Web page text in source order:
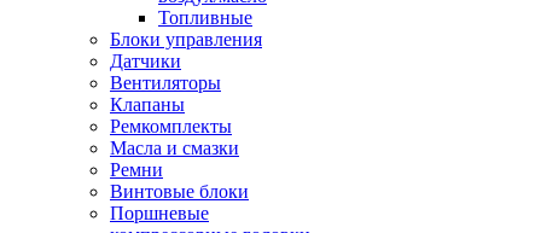
Топливные
Блоки управления
Датчики
Вентиляторы
Клапаны
Ремкомплекты
Масла и смазки
Ремни
Винтовые блоки
Поршневые